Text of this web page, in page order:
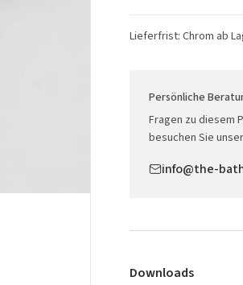
Lieferfrist: Chrom ab
Persönliche
Fragen zu diesem
besuchen Sie
info@the-
Downloads